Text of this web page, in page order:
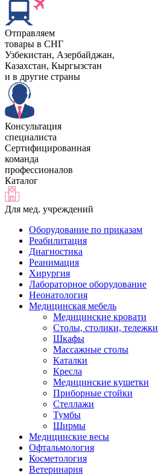
Отправляем
товары в СНГ
Узбекистан, Aзербайджан,
Казахстан, Кыргызстан
и в другие страны
Консультация
специалиста
Сертифицированная
команда
профессионалов
Каталог
Для мед. учреждений
Оборудование по приказам
Реабилитация
Диагностика
Реанимация
Хирургия
Лабораторное оборудование
Неонатология
Медицинская мебель
Медицинские кровати
Столы, столики, тележки
Шкафы
Массажные столы
Каталки
Кресла
Медицинские кушетки
Приборные стойки
Стеллажи
Тумбы
Ширмы
Медицинские весы
Офтальмология
Косметология
Ветеринария